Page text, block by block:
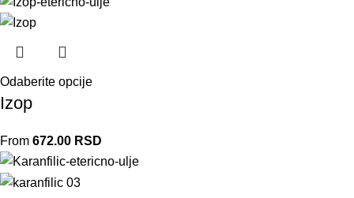
Odaberite opcije
Izop
From 672.00 RSD